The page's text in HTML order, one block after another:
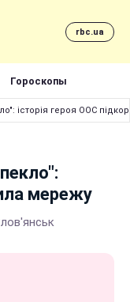
rbc.ua
Гороскопы
історія героя ООС
мережу